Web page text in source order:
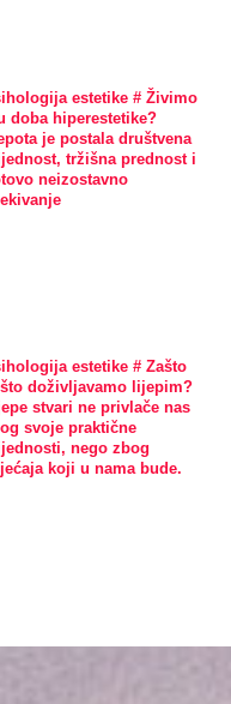
estetike # Živimo
doba hiperestetike?
je postala društvena
tržišna prednost i
neizostavno
estetike # Zašto
doživljavamo lijepim?
stvari ne privlače nas
svoje praktične
nego zbog
koji u nama bude.